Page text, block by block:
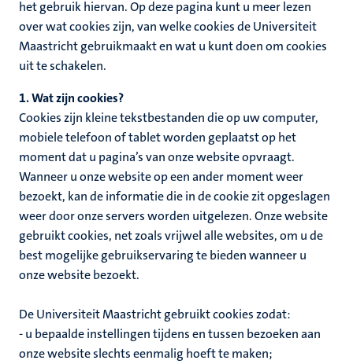
het gebruik hiervan. Op deze pagina kunt u meer lezen
over wat cookies zijn, van welke cookies de Universiteit
Maastricht gebruikmaakt en wat u kunt doen om cookies
uit te schakelen.
1. Wat zijn cookies?
Cookies zijn kleine tekstbestanden die op uw computer,
mobiele telefoon of tablet worden geplaatst op het
moment dat u pagina’s van onze website opvraagt.
Wanneer u onze website op een ander moment weer
bezoekt, kan de informatie die in de cookie zit opgeslagen
weer door onze servers worden uitgelezen. Onze website
gebruikt cookies, net zoals vrijwel alle websites, om u de
best mogelijke gebruikservaring te bieden wanneer u
onze website bezoekt.
De Universiteit Maastricht gebruikt cookies zodat:
- u bepaalde instellingen tijdens en tussen bezoeken aan
onze website slechts eenmalig hoeft te maken;